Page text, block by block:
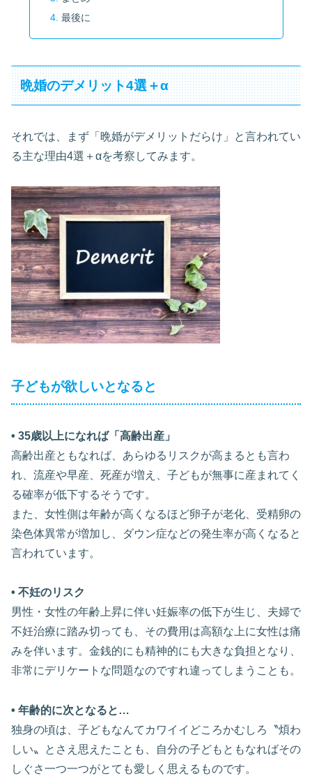
最後に
晩婚のデメリット4選＋α
それでは、まず「晩婚がデメリットだらけ」と言われてい
る主な理由4選＋αを考察してみます。
子どもが欲しいとなると
• 35歳以上になれば「高齢出産」
高齢出産ともなれば、あらゆるリスクが高まるとも言わ
れ、流産や早産、死産が増え、子どもが無事に産まれてく
る確率が低下するそうです。
また、女性側は年齢が高くなるほど卵子が老化、受精卵の
染色体異常が増加し、ダウン症などの発生率が高くなると
言われています。
• 不妊のリスク
男性・女性の年齢上昇に伴い妊娠率の低下が生じ、夫婦で
不妊治療に踏み切っても、その費用は高額な上に女性は痛
みを伴います。金銭的にも精神的にも大きな負担となり、
非常にデリケートな問題なのですれ違ってしまうことも。
• 年齢的に次となると…
独身の頃は、子どもなんてカワイイどころかむしろ〝煩わ
しい〟とさえ思えたことも、自分の子どもともなればその
しぐさ一つ一つがとても愛しく思えるものです。